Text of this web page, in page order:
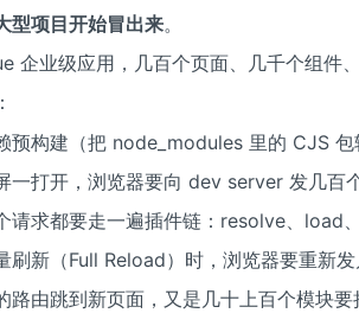
型项目开始冒出来。
企业级应用，几百个页面、几千个组件
预构建（把 node_modules 里的 CJS
一打开，浏览器要向 dev server 发几百
请求都要走一遍插件链：resolve、load
刷新（Full Reload）时，浏览器要重新
路由跳到新页面，又是几十上百个模块要